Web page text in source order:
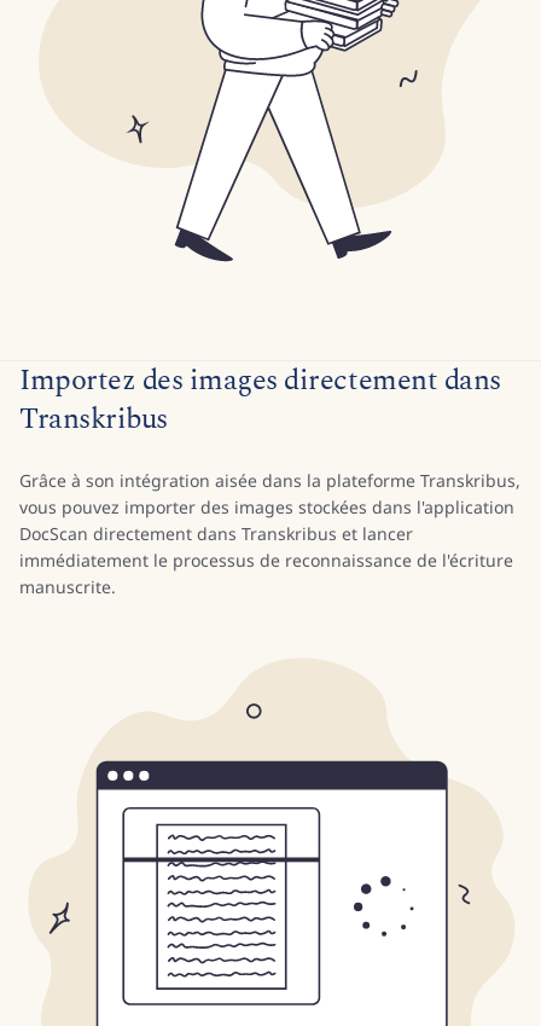
Importez des images directement dans
Transkribus
Grâce à son intégration aisée dans la plateforme Transkribus,
vous pouvez importer des images stockées dans l'application
DocScan directement dans Transkribus et lancer
immédiatement le processus de reconnaissance de l'écriture
manuscrite.